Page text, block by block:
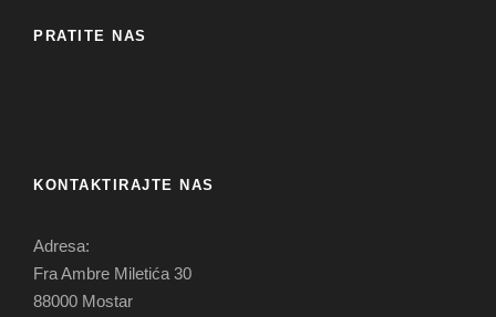
PRATITE NAS
KONTAKTIRAJTE NAS
Adresa:
Fra Ambre Miletića 30
88000 Mostar